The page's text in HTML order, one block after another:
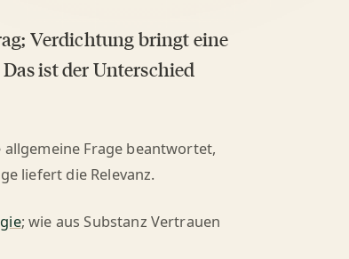
Verdichtung bringt eine
ist der Unterschied
Frage beantwortet,
liefert die Relevanz.
; wie aus Substanz Vertrauen